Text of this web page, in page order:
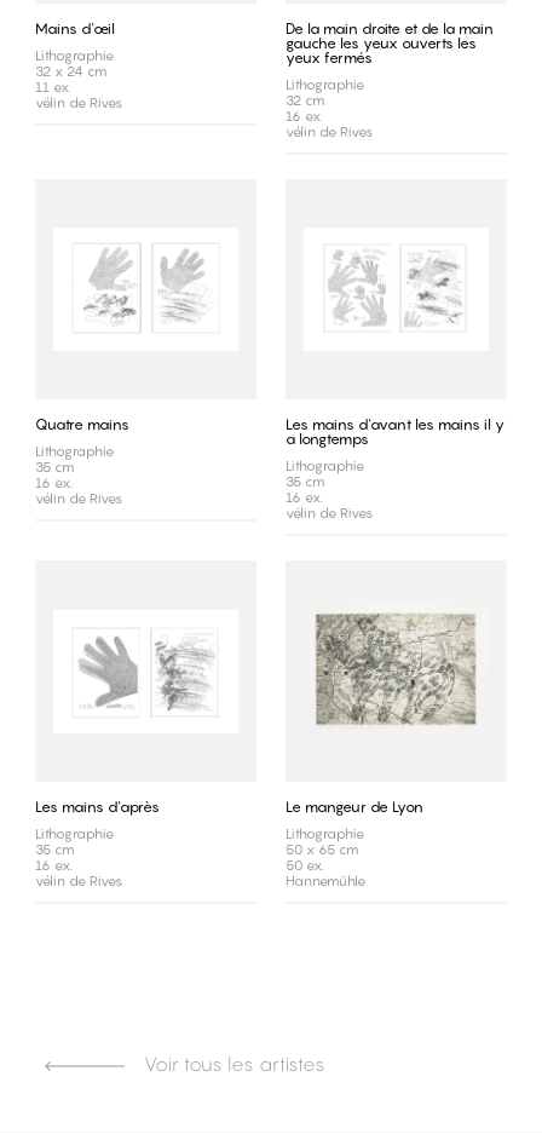
Mains d'œil
Lithographie
32 x 24 cm
11 ex.
vélin de Rives
De la main droite et de la main
gauche les yeux ouverts les
yeux fermés
Lithographie
32 cm
16 ex.
vélin de Rives
Quatre mains
Lithographie
35 cm
16 ex.
vélin de Rives
Les mains d'avant les mains il y
a longtemps
Lithographie
35 cm
16 ex.
vélin de Rives
Les mains d'après
Lithographie
35 cm
16 ex.
vélin de Rives
Le mangeur de Lyon
Lithographie
50 x 65 cm
50 ex.
Hannemühle
Voir tous les artistes